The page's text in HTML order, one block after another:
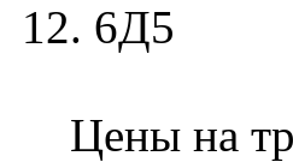
12. 6Д5
Цены на